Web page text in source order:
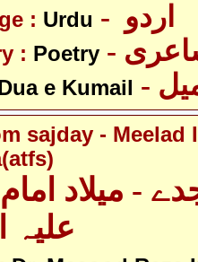
: Urdu
: Poetry
e Kumail
sajday - Meelad
- میلاد امام
علیہ